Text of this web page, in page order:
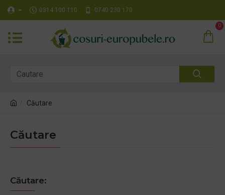
0314 100 110 0740 230 170
0
Căutare
Căutare
Căutare: